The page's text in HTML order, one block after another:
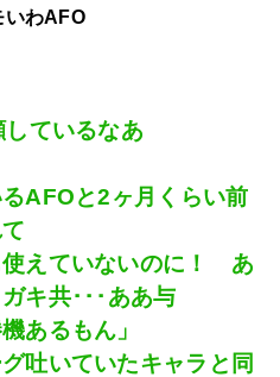
いわAFO
ているなあ
AFOと2ヶ月くらい前
使えていないのに！ あ
キ共･･･ああ与
あるもん」
吐いていたキャラと同